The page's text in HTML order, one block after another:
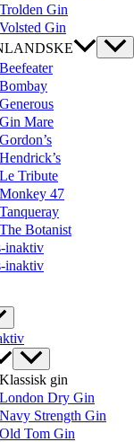
Trolden Gin
Volsted Gin
Beefeater
Bombay
Generous
Gin Mare
Gordon’s
Hendrick’s
Le Tribute
Monkey 47
Tanqueray
The Botanist
inaktiv
inaktiv
Klassisk gin
London Dry Gin
Navy Strength Gin
Old Tom Gin